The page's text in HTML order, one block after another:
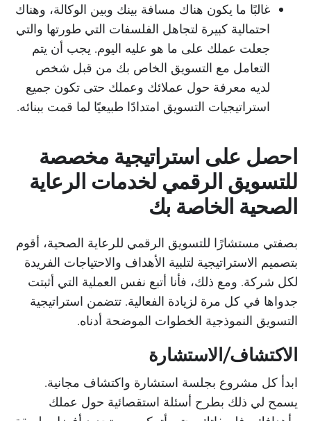
غالبًا ما يكون هناك مسافة بينك وبين الوكالة، وهناك
احتمالية كبيرة لتجاهل الفلسفات التي طورتها والتي
جعلت عملك على ما هو عليه اليوم. يجب أن يتم
التعامل مع التسويق الخاص بك من قبل شخص
لديه معرفة حول عملائك وعملك حتى تكون جميع
استراتيجيات التسويق امتدادًا طبيعيًا لما قمت ببنائه.
احصل على استراتيجية مخصصة
للتسويق الرقمي لخدمات الرعاية
الصحية الخاصة بك
بصفتي مستشارًا للتسويق الرقمي للرعاية الصحية، أقوم
بتصميم الاستراتيجية لتلبية الأهداف والاحتياجات الفريدة
لكل شركة. ومع ذلك، فأنا أتبع نفس العملية التي أثبتت
جدواها في كل مرة لزيادة الفعالية. تتضمن استراتيجية
التسويق النموذجية الخطوات الموضحة أدناه.
الاكتشاف/الاستشارة
ابدأ كل مشروع بجلسة استشارة واكتشاف مجانية.
يسمح لي ذلك بطرح أسئلة استقصائية حول عملك